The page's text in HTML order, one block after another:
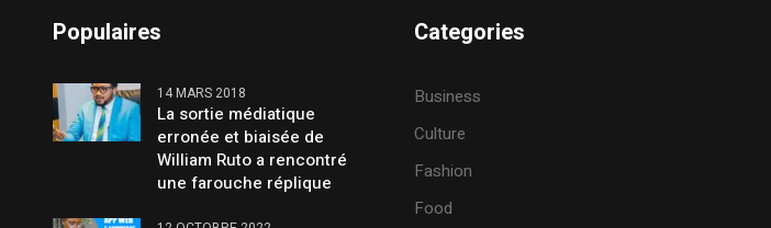
Populaires
14 MARS 2018
La sortie médiatique
erronée et biaisée de
William Ruto a rencontré
une farouche réplique
Categories
Business
Culture
Fashion
Food